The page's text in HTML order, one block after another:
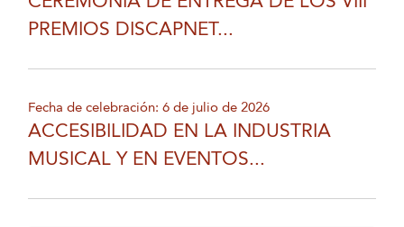
PREMIOS DISCAPNET...
Fecha de celebración: 6 de julio de 2026
ACCESIBILIDAD EN LA INDUSTRIA
MUSICAL Y EN EVENTOS...